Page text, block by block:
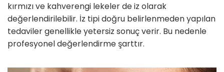
kırmızı ve kahverengi lekeler de iz olarak
değerlendirilebilir. İz tipi doğru belirlenmeden yapılan
tedaviler genellikle yetersiz sonuç verir. Bu nedenle
profesyonel değerlendirme şarttır.